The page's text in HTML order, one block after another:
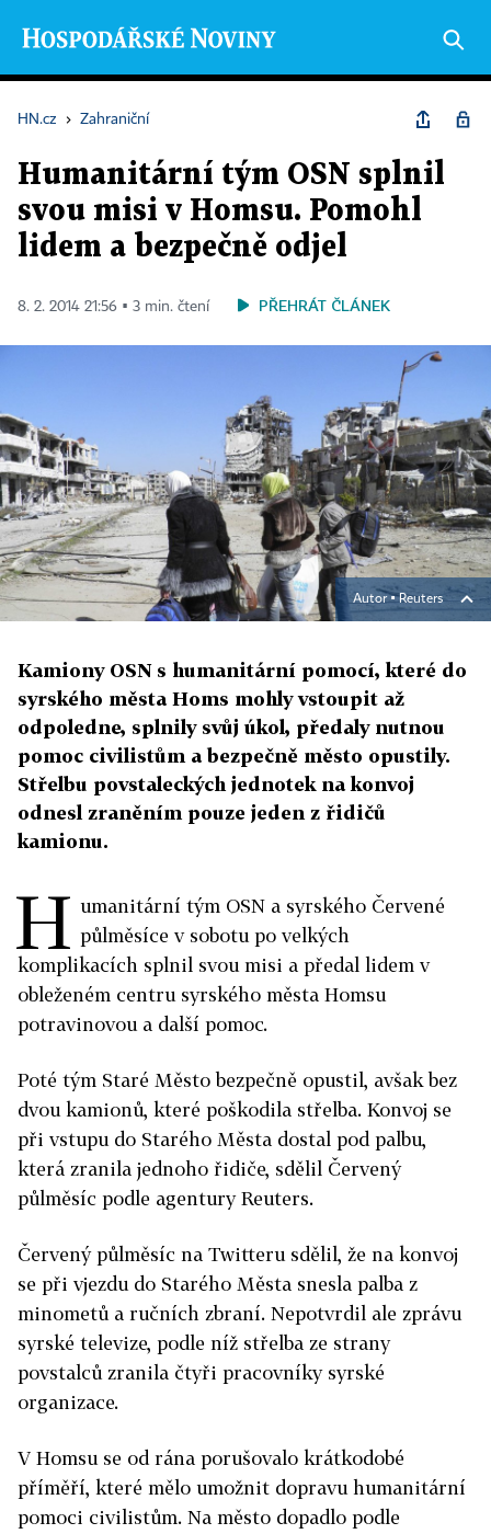
HN.cz › Zahraniční
Humanitární tým OSN splnil
svou misi v Homsu. Pomohl
lidem a bezpečně odjel
8. 2. 2014 21:56 ▪ 3 min. čtení PŘEHRÁT ČLÁNEK
Autor ▪Reuters
Kamiony OSN s humanitární pomocí, které do
syrského města Homs mohly vstoupit až
odpoledne, splnily svůj úkol, předaly nutnou
pomoc civilistům a bezpečně město opustily.
Střelbu povstaleckých jednotek na konvoj
odnesl zraněním pouze jeden z řidičů
kamionu.
H umanitární tým OSN a syrského Červené
půlměsíce v sobotu po velkých
komplikacích splnil svou misi a předal lidem v
obleženém centru syrského města Homsu
potravinovou a další pomoc.
Poté tým Staré Město bezpečně opustil, avšak bez
dvou kamionů, které poškodila střelba. Konvoj se
při vstupu do Starého Města dostal pod palbu,
která zranila jednoho řidiče, sdělil Červený
půlměsíc podle agentury Reuters.
Červený půlměsíc na Twitteru sdělil, že na konvoj
se při vjezdu do Starého Města snesla palba z
minometů a ručních zbraní. Nepotvrdil ale zprávu
syrské televize, podle níž střelba ze strany
povstalců zranila čtyři pracovníky syrské
organizace.
V Homsu se od rána porušovalo krátkodobé
příměří, které mělo umožnit dopravu humanitární
pomoci civilistům. Na město dopadlo podle